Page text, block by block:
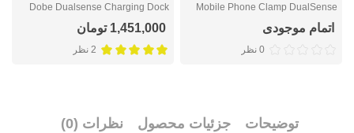
Mobile Phone Clamp DualSense
Dobe
اتمام موجودی
0 نظر
Dobe Dualsense Charging Dock
TP5-0504
1,451,000 تومان
2 نظر
توضیحات جزئیات محصول نظرات (0)